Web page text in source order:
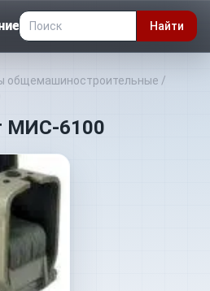
Найти
общемашиностроительные /
МИС-6100